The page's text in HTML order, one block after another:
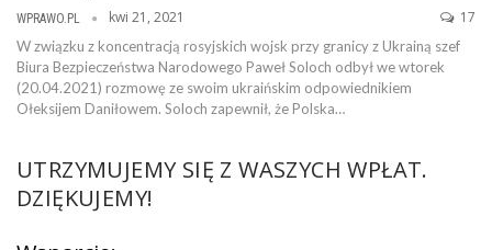
WPRAWO.PL kwi 21, 2021 17
W związku z koncentracją rosyjskich wojsk przy granicy z Ukrainą szef
Biura Bezpieczeństwa Narodowego Paweł Soloch odbył we wtorek
(20.04.2021) rozmowę ze swoim ukraińskim odpowiednikiem
Ołeksijem Daniłowem. Soloch zapewnił, że Polska…
UTRZYMUJEMY SIĘ Z WASZYCH WPŁAT.
DZIĘKUJEMY!